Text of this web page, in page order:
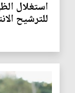
استغلال
للترشيح